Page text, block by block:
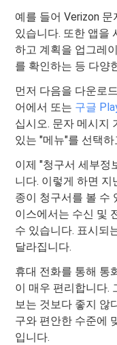
예를 들어 Verizon
있습니다. 또한 앱을
하고 계획을 업그레
를 확인하는 등 다양
먼저 다음을 다운로
어에서 또는 구글
십시오. 문자 메시지
있는 "메뉴"를 선택
이제 "청구서 세부정
니다. 이렇게 하면
종이 청구서를 볼 수
이스에서는 수신 및
수 있습니다. 표시되
달라집니다.
휴대 전화를 통해 통
이 매우 편리합니다.
보는 것보다 좋지 않
구와 편안한 수준에
입니다.